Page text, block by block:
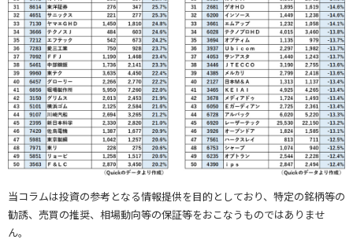
当コラムは投資の参考となる情報提供を目的としており、特定の銘柄等の
勧誘、売買の推奨、相場動向等の保証等をおこなうものではありませ
ん。